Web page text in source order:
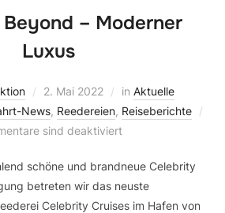
– Moderner
Luxus
2. Mai 2022 in Aktuelle
News, Reedereien, Reiseberichte
sind deaktiviert
schöne und brandneue Celebrity
betreten wir das neuste
Celebrity Cruises im Hafen von